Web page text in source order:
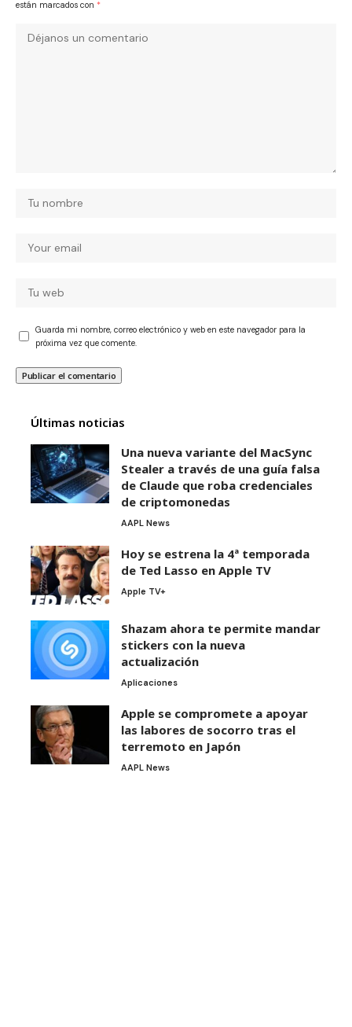
están marcados con *
Guarda mi nombre, correo electrónico y web en este navegador para la
próxima vez que comente.
Últimas noticias
Una nueva variante del MacSync
Stealer a través de una guía falsa
de Claude que roba credenciales
de criptomonedas
AAPL News
Hoy se estrena la 4ª temporada
de Ted Lasso en Apple TV
Apple TV+
Shazam ahora te permite mandar
stickers con la nueva
actualización
Aplicaciones
Apple se compromete a apoyar
las labores de socorro tras el
terremoto en Japón
AAPL News